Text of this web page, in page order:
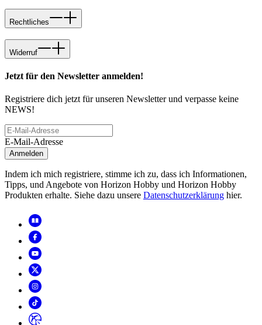
Rechtliches
Widerruf
Jetzt für den Newsletter anmelden!
Registriere dich jetzt für unseren Newsletter und verpasse keine
NEWS!
E-Mail-Adresse
Anmelden
Indem ich mich registriere, stimme ich zu, dass ich Informationen,
Tipps, und Angebote von Horizon Hobby und Horizon Hobby
Produkten erhalte. Siehe dazu unsere Datenschutzerklärung hier.